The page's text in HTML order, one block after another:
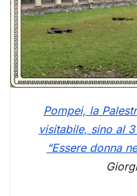
Pompei, la
visitabile, sino al
“Essere donna